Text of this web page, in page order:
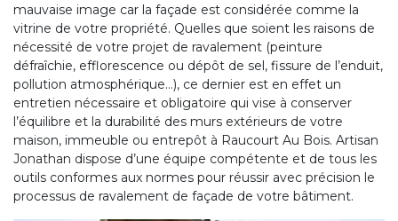
mauvaise image car la façade est considérée comme la
vitrine de votre propriété. Quelles que soient les raisons de
nécessité de votre projet de ravalement (peinture
défraîchie, efflorescence ou dépôt de sel, fissure de l’enduit,
pollution atmosphérique…), ce dernier est en effet un
entretien nécessaire et obligatoire qui vise à conserver
l’équilibre et la durabilité des murs extérieurs de votre
maison, immeuble ou entrepôt à Raucourt Au Bois. Artisan
Jonathan dispose d’une équipe compétente et de tous les
outils conformes aux normes pour réussir avec précision le
processus de ravalement de façade de votre bâtiment.